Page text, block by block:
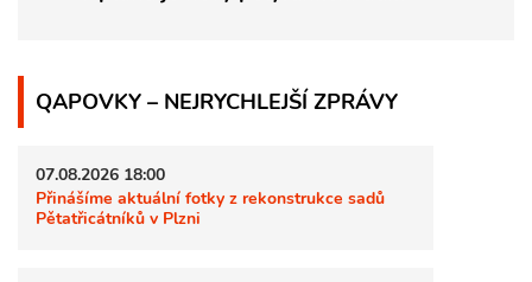
QAPOVKY – NEJRYCHLEJŠÍ ZPRÁVY
07.08.2026 18:00
Přinášíme aktuální fotky z rekonstrukce sadů
Pětatřicátníků v Plzni